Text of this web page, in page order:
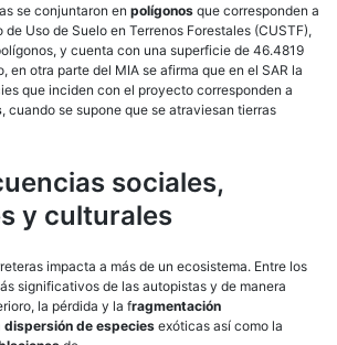
se conjuntaron en polígonos que corresponden a
Uso de Suelo en Terrenos Forestales (CUSTF),
y cuenta con una superficie de 46.4819
en otra parte del MIA se afirma que en el SAR la
que inciden con el proyecto corresponden a
, cuando se supone que se atraviesan tierras
sociales,
y culturales
impacta a más de un ecosistema. Entre los
significativos de las autopistas y de manera
la pérdida y la fragmentación
dispersión de especies exóticas así como la